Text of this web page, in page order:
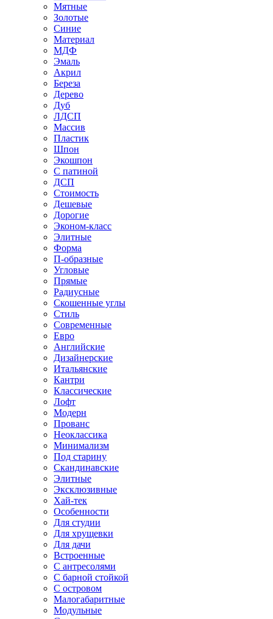
Мятные
Золотые
Синие
Материал
МДФ
Эмаль
Акрил
Береза
Дерево
Дуб
ЛДСП
Массив
Пластик
Шпон
Экошпон
С патиной
ДСП
Стоимость
Дешевые
Дорогие
Эконом-класс
Элитные
Форма
П-образные
Угловые
Прямые
Радиусные
Скошенные углы
Стиль
Современные
Евро
Английские
Дизайнерские
Итальянские
Кантри
Классические
Лофт
Модерн
Прованс
Неоклассика
Минимализм
Под старину
Скандинавские
Элитные
Эксклюзивные
Хай-тек
Особенности
Для студии
Для хрущевки
Для дачи
Встроенные
С антресолями
С барной стойкой
С островом
Малогабаритные
Модульные